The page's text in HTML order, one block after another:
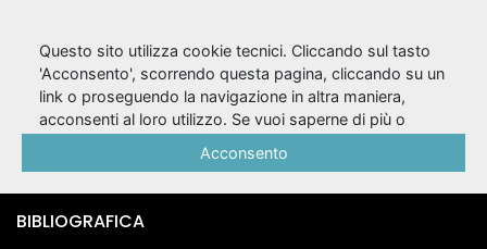
Adriana / Luigi
Groto.
BIBLIOGRAFICA
Questo sito utilizza cookie tecnici. Cliccando sul tasto
'Acconsento', scorrendo questa pagina, cliccando su un
link o proseguendo la navigazione in altra maniera,
acconsenti al loro utilizzo. Se vuoi saperne di più o
Acconsento